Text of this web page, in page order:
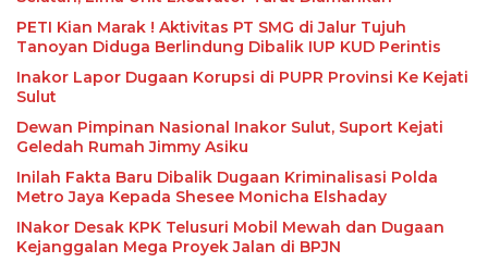
PETI Kian Marak ! Aktivitas PT SMG di Jalur Tujuh
Tanoyan Diduga Berlindung Dibalik IUP KUD Perintis
Inakor Lapor Dugaan Korupsi di PUPR Provinsi Ke Kejati
Sulut
Dewan Pimpinan Nasional Inakor Sulut, Suport Kejati
Geledah Rumah Jimmy Asiku
Inilah Fakta Baru Dibalik Dugaan Kriminalisasi Polda
Metro Jaya Kepada Shesee Monicha Elshaday
INakor Desak KPK Telusuri Mobil Mewah dan Dugaan
Kejanggalan Mega Proyek Jalan di BPJN